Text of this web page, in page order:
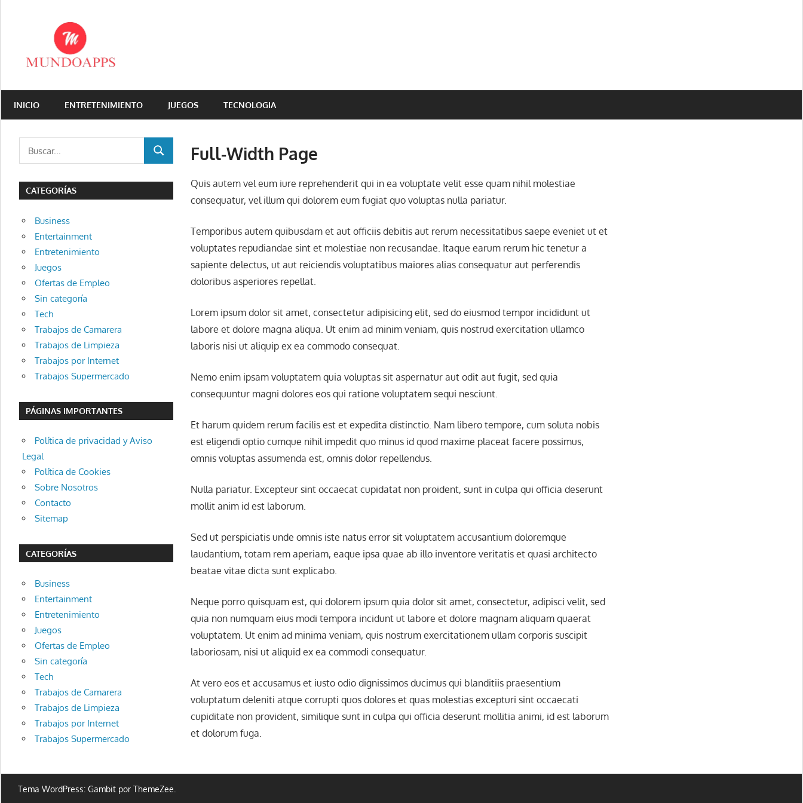
todo
celular
INICIO ENTRETENIMIENTO JUEGOS TECNOLOGIA
Full-Width Page
Quis autem vel eum iure reprehenderit qui in ea voluptate velit esse quam nihil molestiae
consequatur, vel illum qui dolorem eum fugiat quo voluptas nulla pariatur.
Temporibus autem quibusdam et aut officiis debitis aut rerum necessitatibus saepe eveniet ut et
voluptates repudiandae sint et molestiae non recusandae. Itaque earum rerum hic tenetur a
sapiente delectus, ut aut reiciendis voluptatibus maiores alias consequatur aut perferendis
doloribus asperiores repellat.
Lorem ipsum dolor sit amet, consectetur adipisicing elit, sed do eiusmod tempor incididunt ut
labore et dolore magna aliqua. Ut enim ad minim veniam, quis nostrud exercitation ullamco
laboris nisi ut aliquip ex ea commodo consequat.
Nemo enim ipsam voluptatem quia voluptas sit aspernatur aut odit aut fugit, sed quia
consequuntur magni dolores eos qui ratione voluptatem sequi nesciunt.
Et harum quidem rerum facilis est et expedita distinctio. Nam libero tempore, cum soluta nobis
est eligendi optio cumque nihil impedit quo minus id quod maxime placeat facere possimus,
omnis voluptas assumenda est, omnis dolor repellendus.
Nulla pariatur. Excepteur sint occaecat cupidatat non proident, sunt in culpa qui officia deserunt
mollit anim id est laborum.
Sed ut perspiciatis unde omnis iste natus error sit voluptatem accusantium doloremque
laudantium, totam rem aperiam, eaque ipsa quae ab illo inventore veritatis et quasi architecto
beatae vitae dicta sunt explicabo.
Neque porro quisquam est, qui dolorem ipsum quia dolor sit amet, consectetur, adipisci velit, sed
quia non numquam eius modi tempora incidunt ut labore et dolore magnam aliquam quaerat
voluptatem. Ut enim ad minima veniam, quis nostrum exercitationem ullam corporis suscipit
laboriosam, nisi ut aliquid ex ea commodi consequatur.
At vero eos et accusamus et iusto odio dignissimos ducimus qui blanditiis praesentium
voluptatum deleniti atque corrupti quos dolores et quas molestias excepturi sint occaecati
cupiditate non provident, similique sunt in culpa qui officia deserunt mollitia animi, id est laborum
et dolorum fuga.
BUSCAR
CATEGORÍAS
Business
Entertainment
Entretenimiento
Juegos
Ofertas de Empleo
Sin categoría
Tech
Trabajos de Camarera
Trabajos de Limpieza
Trabajos por Internet
Trabajos Supermercado
PÁGINAS IMPORTANTES
Política de privacidad y Aviso
Legal
Política de Cookies
Sobre Nosotros
Contacto
Sitemap
CATEGORÍAS
Business
Entertainment
Entretenimiento
Juegos
Ofertas de Empleo
Sin categoría
Tech
Trabajos de Camarera
Trabajos de Limpieza
Trabajos por Internet
Trabajos Supermercado
Tema WordPress: Gambit por ThemeZee.